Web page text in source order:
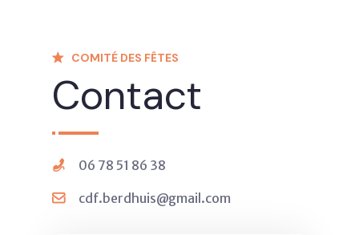
COMITÉ DES FÊTES
Contact
06 78 51 86 38
cdf.berdhuis@gmail.com